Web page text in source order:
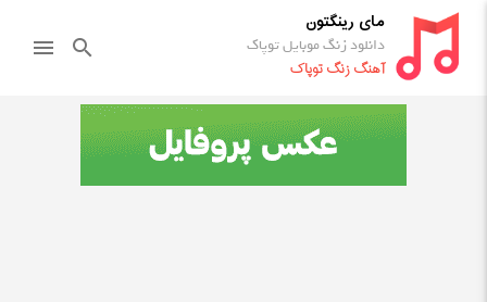
مای رینگتون
دانلود زنگ موبایل توپاک
آهنگ زنگ توپاک
search
menu